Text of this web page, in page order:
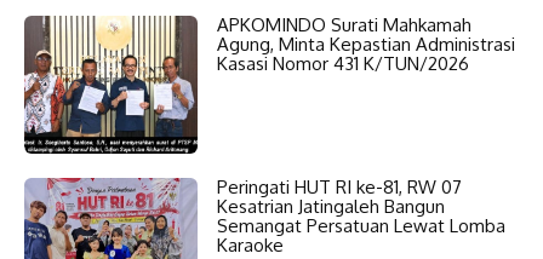
APKOMINDO Surati Mahkamah
Agung, Minta Kepastian Administrasi
Kasasi Nomor 431 K/TUN/2026
Peringati HUT RI ke-81, RW 07
Kesatrian Jatingaleh Bangun
Semangat Persatuan Lewat Lomba
Karaoke